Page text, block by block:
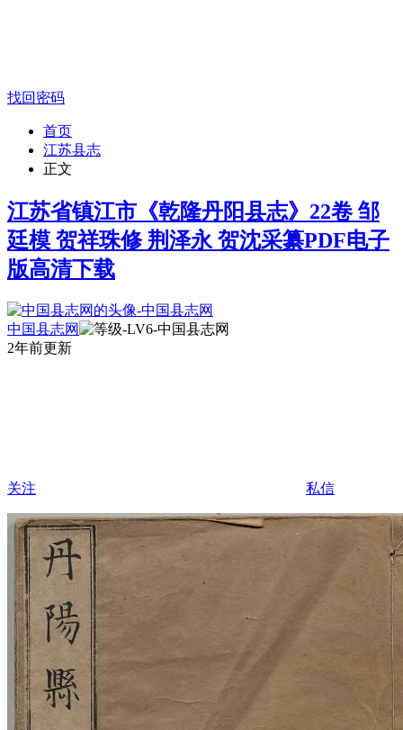
找回密码
首页
江苏县志
正文
江苏省镇江市《乾隆丹阳县志》22卷 邹
廷模 贺祥珠修 荆泽永 贺沈采纂PDF电子
版高清下载
中国县志网
2年前更新
关注 私信